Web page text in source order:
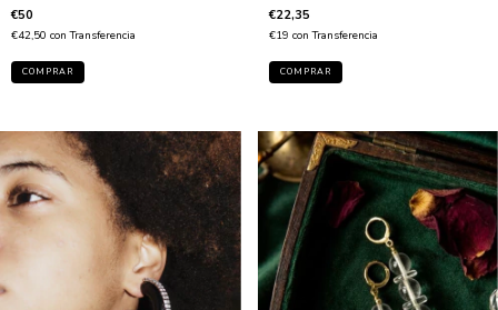
€50
€42,50 con Transferencia
€22,35
€19 con Transferencia